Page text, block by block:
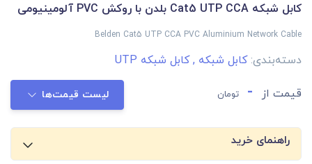
کابل شبکه Cat5 UTP CCA بلدن با روکش PVC آلومینیومی
Belden Cat5 UTP CCA PVC Aluminium Network Cable
دسته‌بندی:کابل شبکه ,کابل شبکه UTP
قیمت از - تومان لیست قیمت‌ها
راهنمای خرید